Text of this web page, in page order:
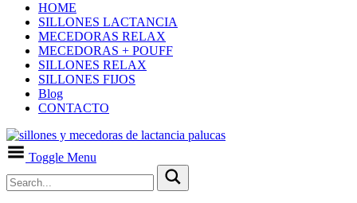
HOME
SILLONES LACTANCIA
MECEDORAS RELAX
MECEDORAS + POUFF
SILLONES RELAX
SILLONES FIJOS
Blog
CONTACTO
Toggle Menu